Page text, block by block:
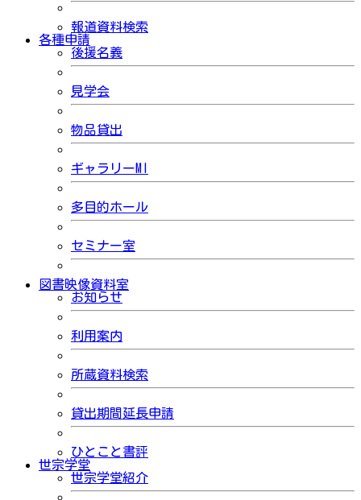
報道資料検索
各種申請
後援名義
見学会
物品貸出
ギャラリーMI
多目的ホール
セミナー室
図書映像資料室
お知らせ
利用案内
所蔵資料検索
貸出期間延長申請
ひとこと書評
世宗学堂
世宗学堂紹介